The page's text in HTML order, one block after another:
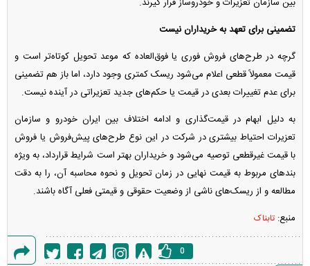
تضمینی برای تعهد به خریداران نیست
گرچه در طرح‌های فروش فوری یا فوق‌العاده که موعد تحویل کوتاه‌تر است و
قیمت معمولاً قطعی اعلام می‌شود ریسک کمتری وجود دارد، اما باز هم تضمینی
برای عدم تغییرات بعدی در قیمت یا حکم‌های جدید تعزیراتی در آینده نیست.
به دلیل ابهام در قیمت‌گذاری و ادامه اختلاف بین ایران خودرو و سازمان
تعزیرات احتیاط بیشتری در شرکت در این نوع طرح‌های پیش‌فروش یا فروش
با قیمت غیرقطعی توصیه می‌شود و خریداران بهتر است شرایط قرارداد، به ویژه
بند‌های مربوط به قیمت نهایی در زمان تحویل و نحوه محاسبه آن، را به دقت
مطالعه و از ریسک‌های ناشی از وضعیت حقوقی و قیمتی فعلی آگاه باشند.
منبع: تابناک
0